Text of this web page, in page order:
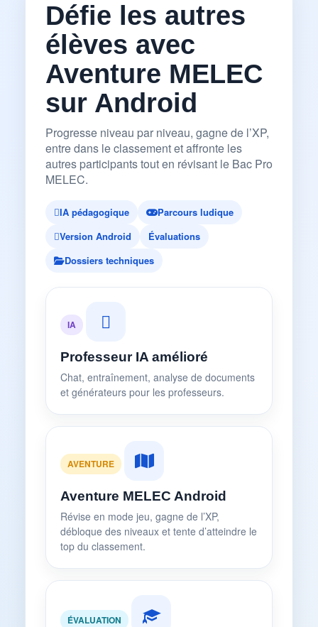
Défie les autres
élèves avec
Aventure MELEC
sur Android
Progresse niveau par niveau, gagne de l’XP,
entre dans le classement et affronte les
autres participants tout en révisant le Bac Pro
MELEC.
IA pédagogique
Parcours ludique
Version Android
Évaluations
Dossiers techniques
IA
Professeur IA amélioré
Chat, entraînement, analyse de documents
et générateurs pour les professeurs.
AVENTURE
Aventure MELEC Android
Révise en mode jeu, gagne de l’XP,
débloque des niveaux et tente d’atteindre le
top du classement.
ÉVALUATION